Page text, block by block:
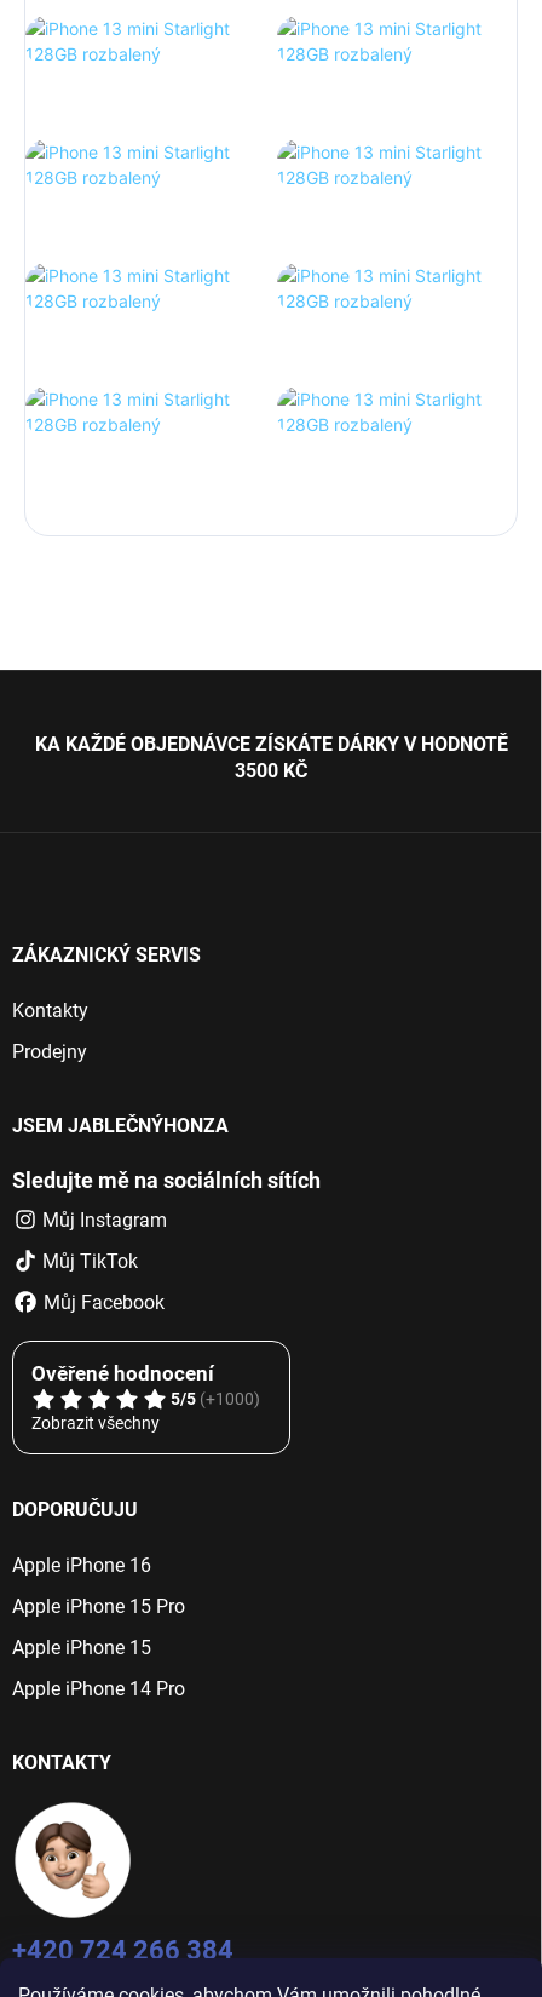
KA KAŽDÉ OBJEDNÁVCE ZÍSKÁTE DÁRKY V HODNOTĚ
3500 KČ
ZÁKAZNICKÝ SERVIS
Kontakty
Prodejny
JSEM JABLEČNÝHONZA
Sledujte mě na sociálních sítích
Můj Instagram
Můj TikTok
Můj Facebook
Ověřené hodnocení
5/5 (+1000)
Zobrazit všechny
DOPORUČUJU
Apple iPhone 16
Apple iPhone 15 Pro
Apple iPhone 15
Apple iPhone 14 Pro
KONTAKTY
+420 724 266 384
Po-Pá: 9:00 - 16:00